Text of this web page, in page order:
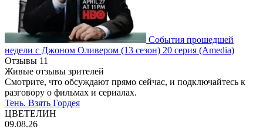
События прошедшей
недели с Джоном Оливером (13 сезон) 20 серия (Amedia)
Отзывы 11
Живые отзывы зрителей
Смотрите, что обсуждают прямо сейчас, и подключайтесь к
разговору о фильмах и сериалах.
Тень. Взять Гордея
ЦВЕТЕЛИН
09.08.26